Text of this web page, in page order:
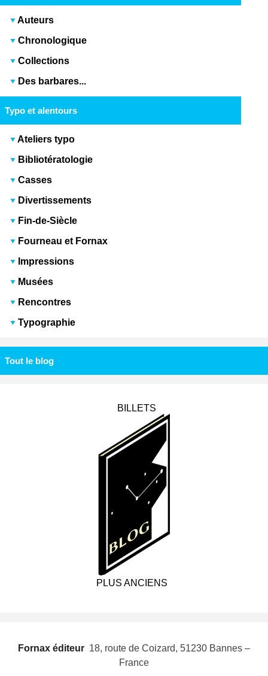
Auteurs
Chronologique
Collections
Des barbares...
Typo et alentours
Ateliers typo
Bibliotératologie
Casses
Divertissements
Fin-de-Siècle
Fourneau et Fornax
Impressions
Musées
Rencontres
Typographie
Tout le blog
BILLETS
PLUS ANCIENS
Fornax éditeur  18, route de Coizard, 51230 Bannes –
France